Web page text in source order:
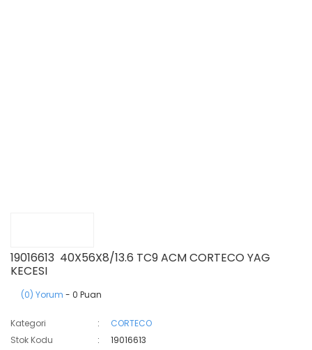
19016613 40X56X8/13.6 TC9 ACM CORTECO YAG
KECESI
(0) Yorum - 0 Puan
Kategori
CORTECO
Stok Kodu
19016613